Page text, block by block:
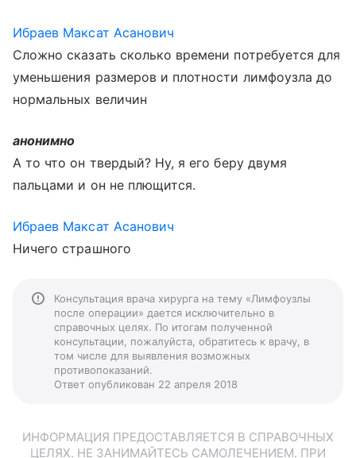
Ибраев Максат Асанович
Сложно сказать сколько времени потребуется для
уменьшения размеров и плотности лимфоузла до
нормальных величин
анонимно
А то что он твердый? Ну, я его беру двумя
пальцами и он не плющится.
Ибраев Максат Асанович
Ничего страшного
Консультация врача хирурга на тему «Лимфоузлы
после операции» дается исключительно в
справочных целях. По итогам полученной
консультации, пожалуйста, обратитесь к врачу, в
том числе для выявления возможных
противопоказаний.
Ответ опубликован 22 апреля 2018
ИНФОРМАЦИЯ ПРЕДОСТАВЛЯЕТСЯ В СПРАВОЧНЫХ
ЦЕЛЯХ. НЕ ЗАНИМАЙТЕСЬ САМОЛЕЧЕНИЕМ. ПРИ